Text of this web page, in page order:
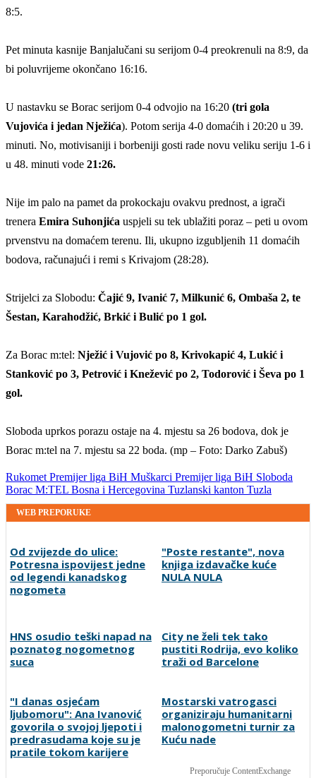
8:5.
Pet minuta kasnije Banjalučani su serijom 0-4 preokrenuli na 8:9, da
bi poluvrijeme okončano 16:16.
U nastavku se Borac serijom 0-4 odvojio na 16:20 (tri gola
Vujovića i jedan Nježića). Potom serija 4-0 domaćih i 20:20 u 39.
minuti. No, motivisaniji i borbeniji gosti rade novu veliku seriju 1-6 i
u 48. minuti vode 21:26.
Nije im palo na pamet da prokockaju ovakvu prednost, a igrači
trenera Emira Suhonjića uspjeli su tek ublažiti poraz – peti u ovom
prvenstvu na domaćem terenu. Ili, ukupno izgubljenih 11 domaćih
bodova, računajući i remi s Krivajom (28:28).
Strijelci za Slobodu: Čajić 9, Ivanić 7, Milkunić 6, Ombaša 2, te
Šestan, Karahodžić, Brkić i Bulić po 1 gol.
Za Borac m:tel: Nježić i Vujović po 8, Krivokapić 4, Lukić i
Stanković po 3, Petrović i Knežević po 2, Todorović i Ševa po 1
gol.
Sloboda uprkos porazu ostaje na 4. mjestu sa 26 bodova, dok je
Borac m:tel na 7. mjestu sa 22 boda. (mp – Foto: Darko Zabuš)
Rukomet Premijer liga BiH Muškarci Premijer liga BiH Sloboda
Borac M:TEL Bosna i Hercegovina Tuzlanski kanton Tuzla
WEB PREPORUKE
Potresna ispovijest jedne
od legendi kanadskog
nogometa
knjiga izdavačke kuće
NULA NULA
City ne želi tek tako